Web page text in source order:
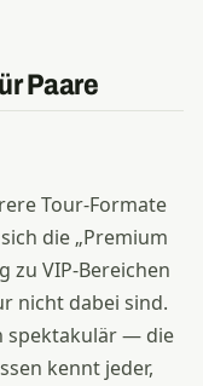
Paare
Tour-Formate
die „Premium
zu VIP-Bereichen
nicht dabei sind.
spektakulär — die
kennt jeder,